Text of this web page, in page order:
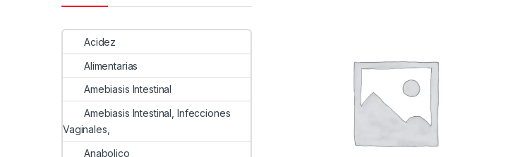
Acidez
Alimentarias
Amebiasis Intestinal
Amebiasis Intestinal, Infecciones
Vaginales,
Anabolico